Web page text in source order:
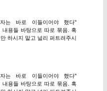
는 바로 이들이어야 했다"
용들 바탕으로 따로 묶음. 혹
하시지 말고 널리 퍼트려주시
는 바로 이들이어야 했다"
용들 바탕으로 따로 묶음. 혹